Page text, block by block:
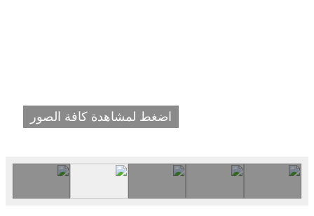
اضغط لمشاهدة كافة الصور